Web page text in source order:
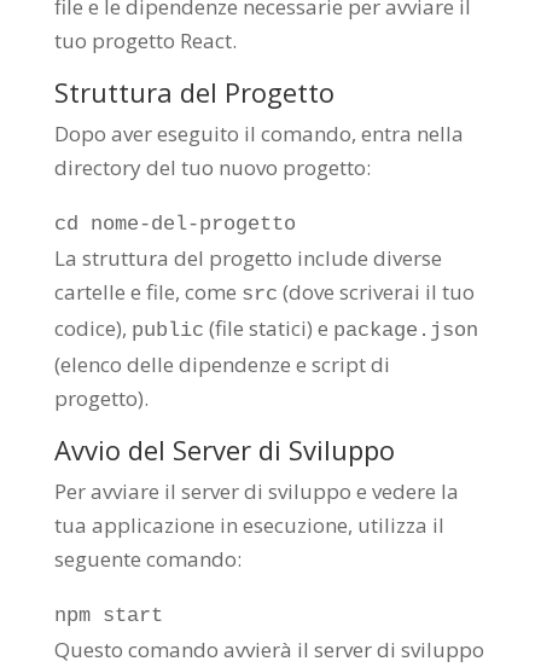
file e le dipendenze necessarie per avviare il
tuo progetto React.
Struttura del Progetto
Dopo aver eseguito il comando, entra nella
directory del tuo nuovo progetto:
cd nome-del-progetto
La struttura del progetto include diverse
cartelle e file, come src (dove scriverai il tuo
codice), public (file statici) e package.json
(elenco delle dipendenze e script di
progetto).
Avvio del Server di Sviluppo
Per avviare il server di sviluppo e vedere la
tua applicazione in esecuzione, utilizza il
seguente comando:
npm start
Questo comando avvierà il server di sviluppo